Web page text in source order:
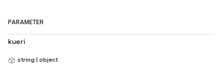
PARAMETER
kueri
string | object